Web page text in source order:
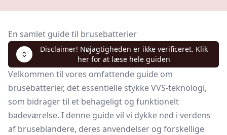
En samlet guide til brusebatterier
Disclaimer! Nøjagtigheden er ikke verificeret. Klik
her for at læse hele guiden
Velkommen til vores omfattende guide om
brusebatterier, det essentielle stykke VVS-teknologi,
som bidrager til et behageligt og funktionelt
badeværelse. I denne guide vil vi dykke ned i verdens
af bruseblandere, deres anvendelser og forskellige